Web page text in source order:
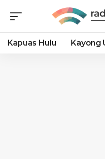
Kapuas Hulu Kayong